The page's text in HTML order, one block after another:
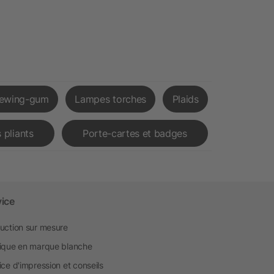
gum Lampes torches Plaids
pliants Porte-cartes et badges
sur mesure
en marque blanche
d'impression et conseils